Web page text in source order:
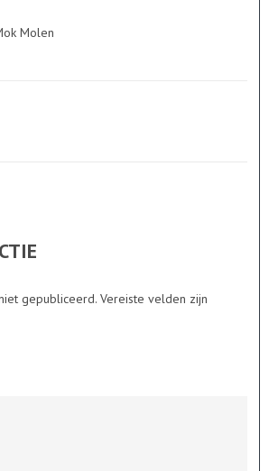
Molen
gepubliceerd. Vereiste velden zijn